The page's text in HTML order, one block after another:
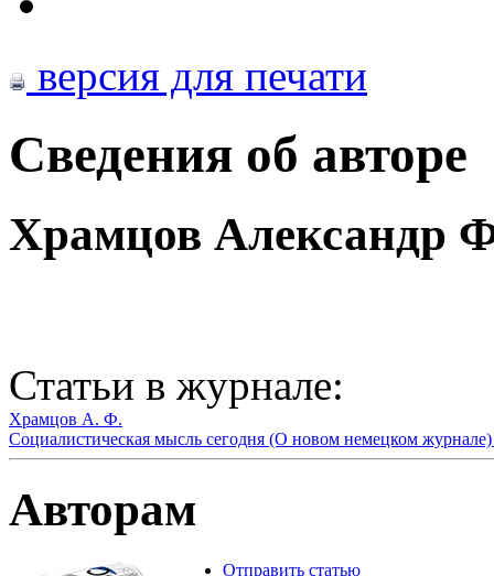
версия для печати
Сведения об авторе
Храмцов Александр
Статьи в журнале:
Храмцов А. Ф.
Социалистическая мысль сегодня (О новом немецком
Авторам
Отправить статью